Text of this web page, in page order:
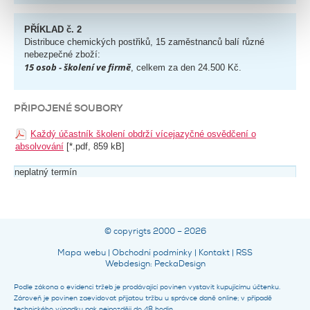
PŘÍKLAD č. 2
Distribuce chemických postřiků, 15 zaměstnanců balí různé
nebezpečné zboží:
15 osob - školení ve firmě, celkem za den 24.500 Kč.
PŘIPOJENÉ SOUBORY
Každý účastník školení obdrží vícejazyčné osvědčení o
absolvování [*.pdf, 859 kB]
neplatný termín
© copyrigts 2000 – 2026
Mapa webu | Obchodní podmínky | Kontakt | RSS
Webdesign: PeckaDesign
Podle zákona o evidenci tržeb je prodávající povinen vystavit kupujícímu účtenku.
Zároveň je povinen zaevidovat přijatou tržbu u správce daně online; v případě